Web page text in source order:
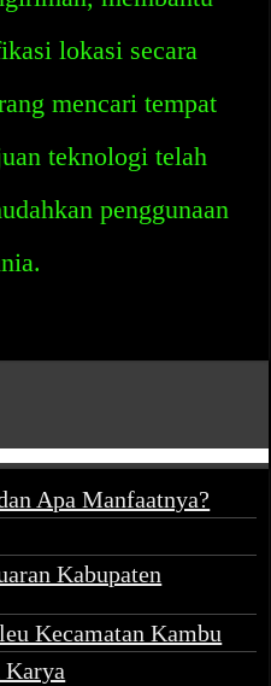
lokasi secara
mencari tempat
teknologi telah
penggunaan
Apa Manfaatnya?
Kabupaten
Kecamatan Kambu
Karya